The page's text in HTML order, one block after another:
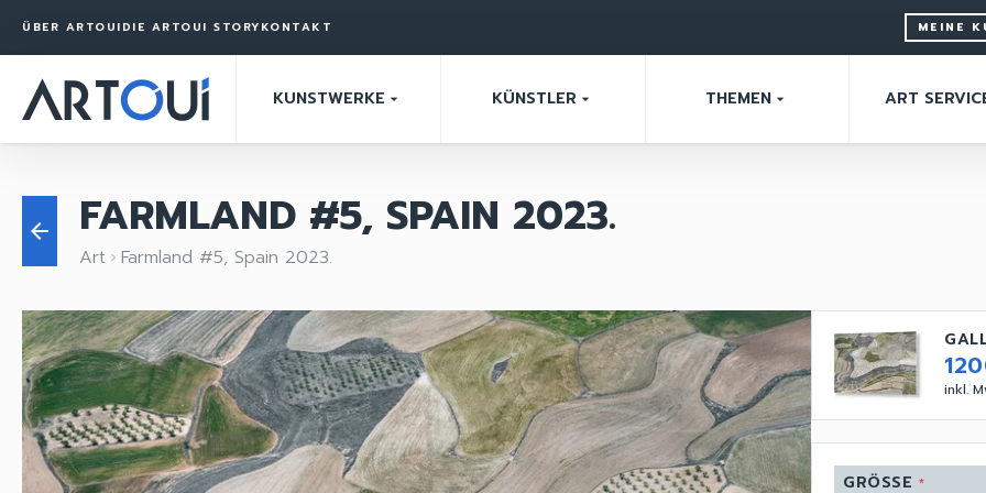
ÜBER ARTOUI DIE ARTOUI STORY KONTAKT MEINE
KUNSTWERKE arrow_drop_down KÜNSTLER arrow_drop_down THEMEN arrow_drop_down ART
arrow_back FARMLAND #5, SPAIN 2023.
Art keyboard_arrow_right Farmland #5, Spain 2023.
inkl.
GRÖSSE *